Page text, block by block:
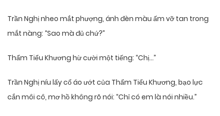
Trần Nghị nheo mắt phượng, ánh đèn màu ấm vỡ tan trong
mắt nàng: “Sao mà đủ chứ?”
Thẩm Tiểu Khương hừ cười một tiếng: “Chị…”
Trần Nghị níu lấy cổ áo ướt của Thẩm Tiểu Khương, bạo lực
cắn môi cô, mơ hồ không rõ nói: “Chỉ có em là nói nhiều.”